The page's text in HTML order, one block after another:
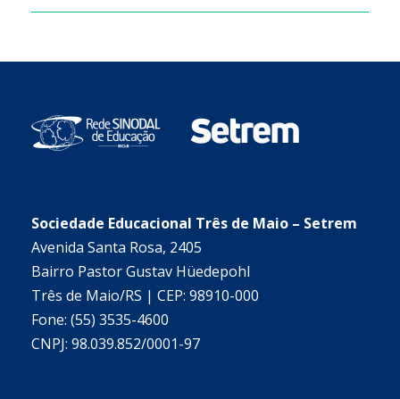
Sociedade Educacional Três de Maio – Setrem
Avenida Santa Rosa, 2405
Bairro Pastor Gustav Hüedepohl
Três de Maio/RS | CEP: 98910-000
Fone: (55) 3535-4600
CNPJ: 98.039.852/0001-97